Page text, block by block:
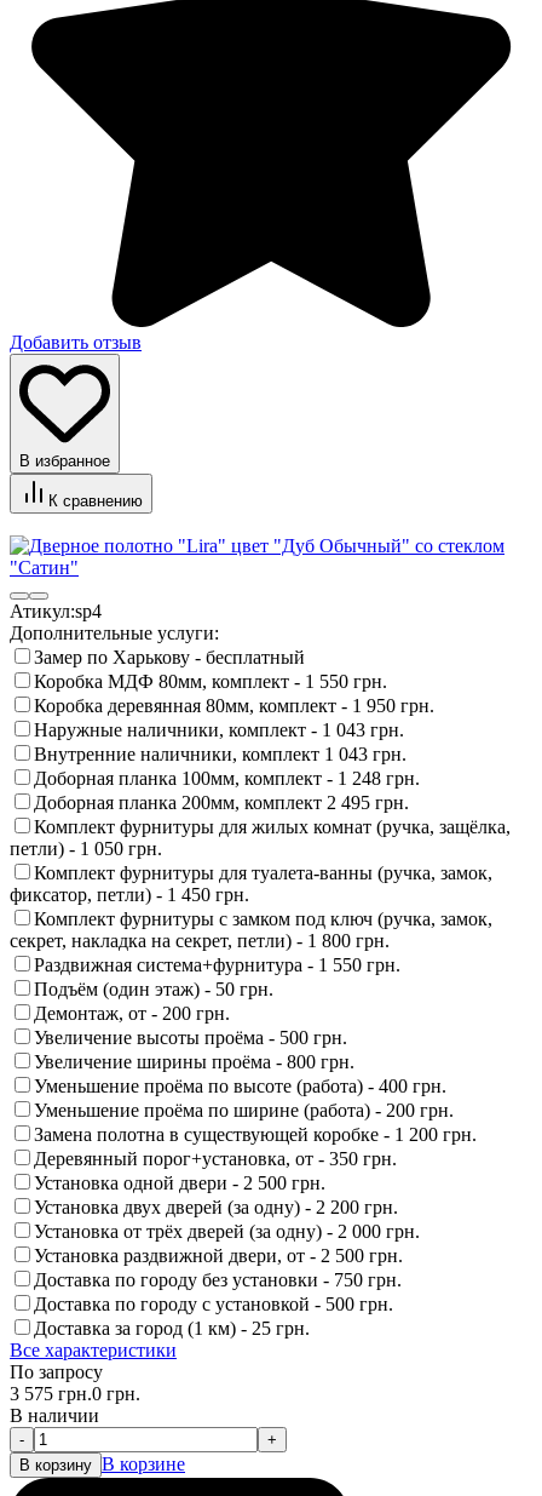
Добавить отзыв
В избранное
К сравнению
Атикул:sp4
Дополнительные услуги:
Замер по Харькову - бесплатный
Коробка МДФ 80мм, комплект - 1 550 грн.
Коробка деревянная 80мм, комплект - 1 950 грн.
Наружные наличники, комплект - 1 043 грн.
Внутренние наличники, комплект 1 043 грн.
Доборная планка 100мм, комплект - 1 248 грн.
Доборная планка 200мм, комплект 2 495 грн.
Комплект фурнитуры для жилых комнат (ручка, защёлка,
петли) - 1 050 грн.
Комплект фурнитуры для туалета-ванны (ручка, замок,
фиксатор, петли) - 1 450 грн.
Комплект фурнитуры с замком под ключ (ручка, замок,
секрет, накладка на секрет, петли) - 1 800 грн.
Раздвижная система+фурнитура - 1 550 грн.
Подъём (один этаж) - 50 грн.
Демонтаж, от - 200 грн.
Увеличение высоты проёма - 500 грн.
Увеличение ширины проёма - 800 грн.
Уменьшение проёма по высоте (работа) - 400 грн.
Уменьшение проёма по ширине (работа) - 200 грн.
Замена полотна в существующей коробке - 1 200 грн.
Деревянный порог+установка, от - 350 грн.
Установка одной двери - 2 500 грн.
Установка двух дверей (за одну) - 2 200 грн.
Установка от трёх дверей (за одну) - 2 000 грн.
Установка раздвижной двери, от - 2 500 грн.
Доставка по городу без установки - 750 грн.
Доставка по городу с установкой - 500 грн.
Доставка за город (1 км) - 25 грн.
Все характеристики
По запросу
3 575 грн.0 грн.
В наличии
-
+
В корзину В корзине